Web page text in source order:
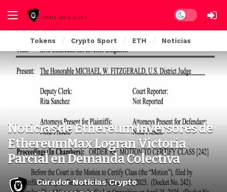
Dark mode
Tokens Crypto Sport ETH Noticias
Noticias de Ethereum Inversores de
EthereumMax Logran Victoria
Parcial en Demanda Colectiva
Curador Noticias Crypto